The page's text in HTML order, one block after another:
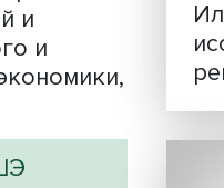
НИУ ВШЭ (ФГРР)
Аркадьевичу
конференции
и качество